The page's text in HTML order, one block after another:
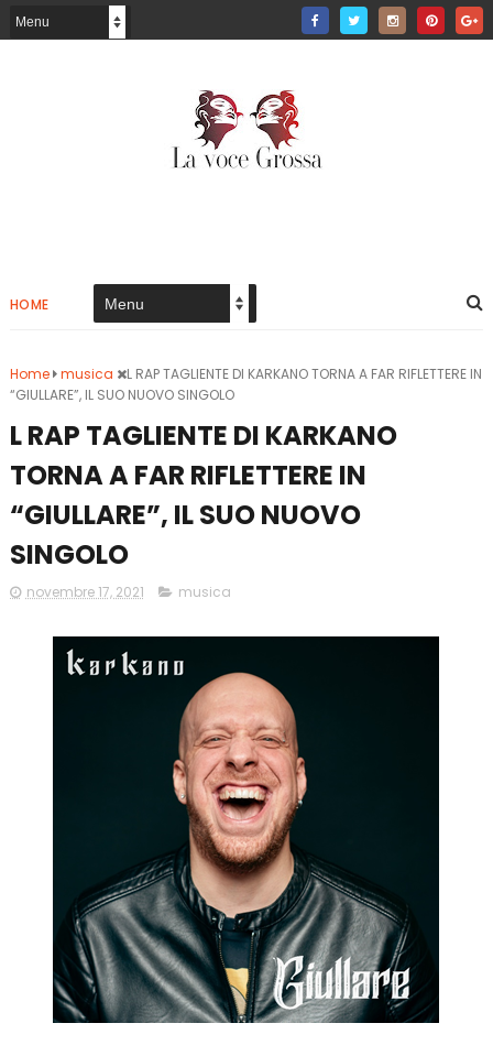
HOME
Home musica
L RAP TAGLIENTE DI KARKANO TORNA A FAR RIFLETTERE IN
“GIULLARE”, IL SUO NUOVO SINGOLO
L RAP TAGLIENTE DI KARKANO
TORNA A FAR RIFLETTERE IN
“GIULLARE”, IL SUO NUOVO
SINGOLO
novembre 17, 2021 musica